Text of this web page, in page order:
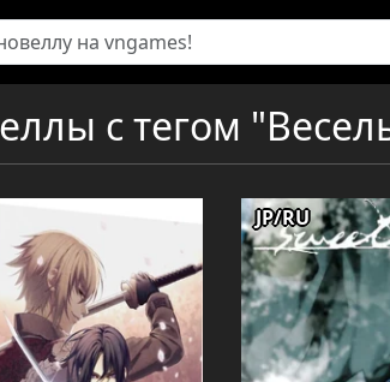
с тегом
JP/RU